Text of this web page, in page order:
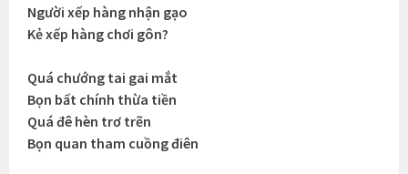
Người xếp hàng nhận gạo
Kẻ xếp hàng chơi gôn?
Quá chướng tai gai mắt
Bọn bất chính thừa tiền
Quá đê hèn trơ trẽn
Bọn quan tham cuồng điên